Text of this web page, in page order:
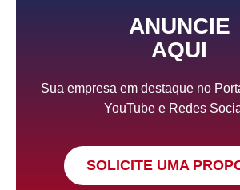
ANUNCIE
AQUI
Sua empresa em destaque no
YouTube e Redes
SOLICITE UMA